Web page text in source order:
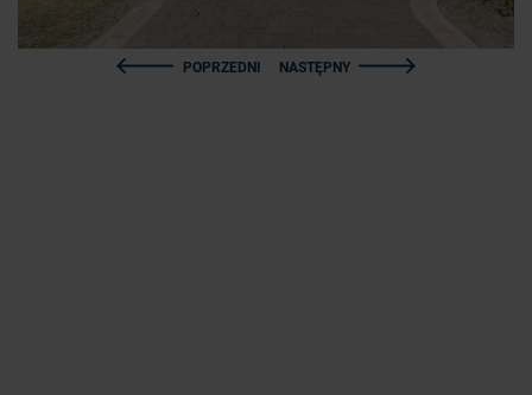
POPRZEDNI NASTĘPNY